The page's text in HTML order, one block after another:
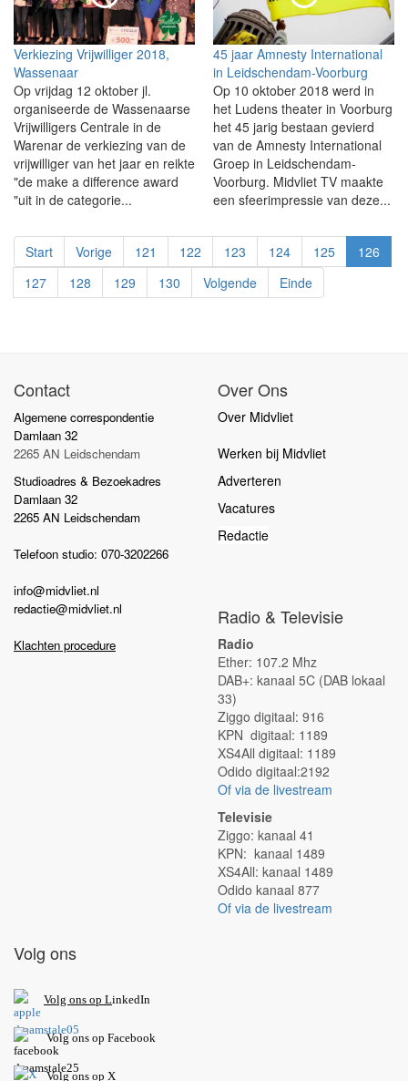
Verkiezing Vrijwilliger 2018,
Wassenaar
Op vrijdag 12 oktober jl.
organiseerde de Wassenaarse
Vrijwilligers Centrale in de
Warenar de verkiezing van de
vrijwilliger van het jaar en reikte
"de make a difference award
"uit in de categorie...
45 jaar Amnesty International
in Leidschendam-Voorburg
Op 10 oktober 2018 werd in
het Ludens theater in Voorburg
het 45 jarig bestaan gevierd
van de Amnesty International
Groep in Leidschendam-
Voorburg. Midvliet TV maakte
een sfeerimpressie van deze...
Start Vorige 121 122 123 124 125
126
127
128 129 130 Volgende Einde
Contact
Algemene correspondentie
Damlaan 32
2265 AN Leidschendam
Studioadres & Bezoekadres
Damlaan 32
2265 AN Leidschendam
Telefoon studio: 070-3202266
info@midvliet.nl
redactie@midvliet.nl
Klachten procedure
Over Ons
Over Midvliet
Werken bij Midvliet
Adverteren
Vacatures
Redactie
Radio & Televisie
Radio
Ether: 107.2 Mhz
DAB+: kanaal 5C (DAB lokaal
33)
Ziggo digitaal: 916
KPN digitaal: 1189
XS4All digitaal: 1189
Odido digitaal:2192
Of via de livestream
Televisie
Ziggo: kanaal 41
KPN: kanaal 1489
XS4All: kanaal 1489
Odido kanaal 877
Of via de livestream
Volg ons
Volg ons op LinkedIn
Volg ons op Facebook
Volg ons op X